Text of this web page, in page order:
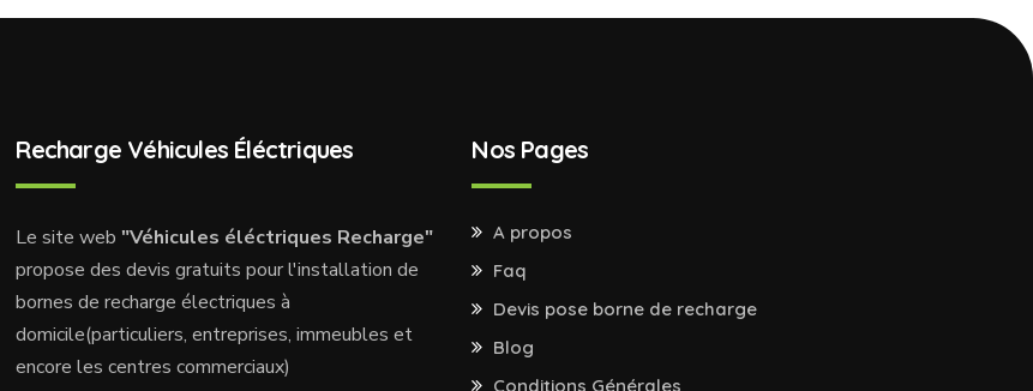
Recharge Véhicules Éléctriques
Le site web"Véhicules éléctriques Recharge"
propose des devis gratuits pour l'installation de
bornes de recharge électriques à
domicile(particuliers, entreprises, immeubles et
encore les centres commerciaux)
Nos Pages
A propos
Faq
Devis pose borne de recharge
Blog
Conditions Générales